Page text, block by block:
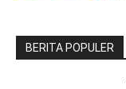
BERITA POPULER